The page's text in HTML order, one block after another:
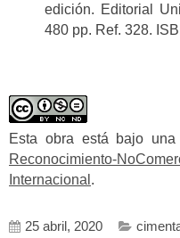
edición. Editorial
480 pp. Ref. 328.
Esta obra está bajo una
Reconocimiento-
Internacional .
25 abril, 2020